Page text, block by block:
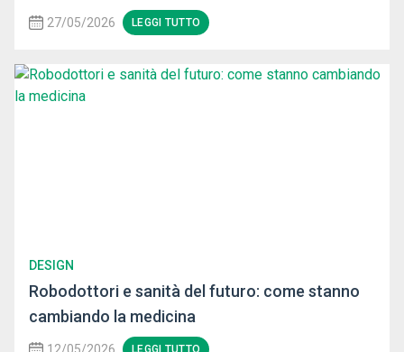
27/05/2026 LEGGI TUTTO
DESIGN
Robodottori e sanità del futuro: come stanno
cambiando la medicina
LEGGI TUTTO